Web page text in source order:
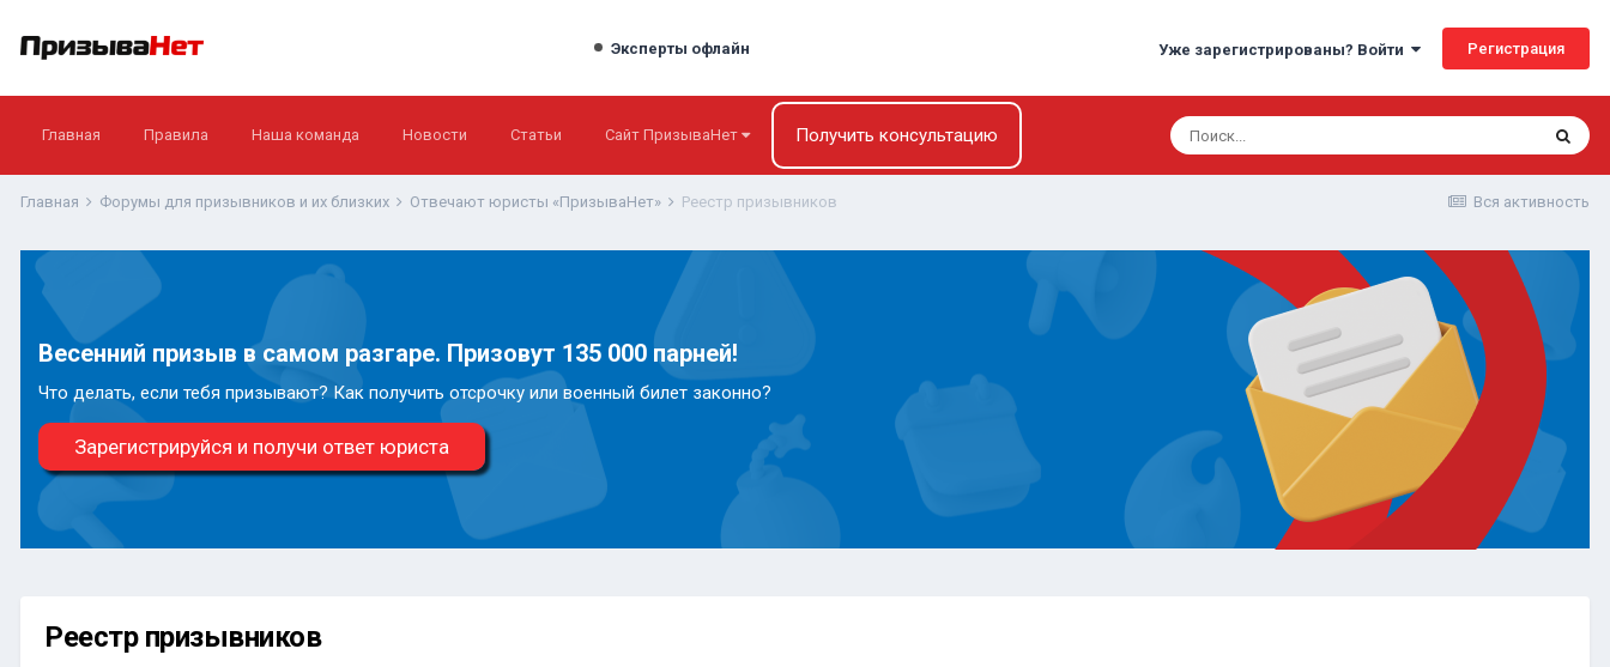
Эксперты офлайн Уже зарегистрированы? Войти Регистрация
Главная Правила Наша команда Новости Статьи Сайт ПризываНет Получить консультацию
Вся активность
Главная Форумы для призывников и их близких Отвечают юристы «ПризываНет» Реестр призывников
Весенний призыв в самом разгаре. Призовут 135 000 парней!
Что делать, если тебя призывают? Как получить отсрочку или военный билет законно?
Зарегистрируйся и получи ответ юриста
Реестр призывников